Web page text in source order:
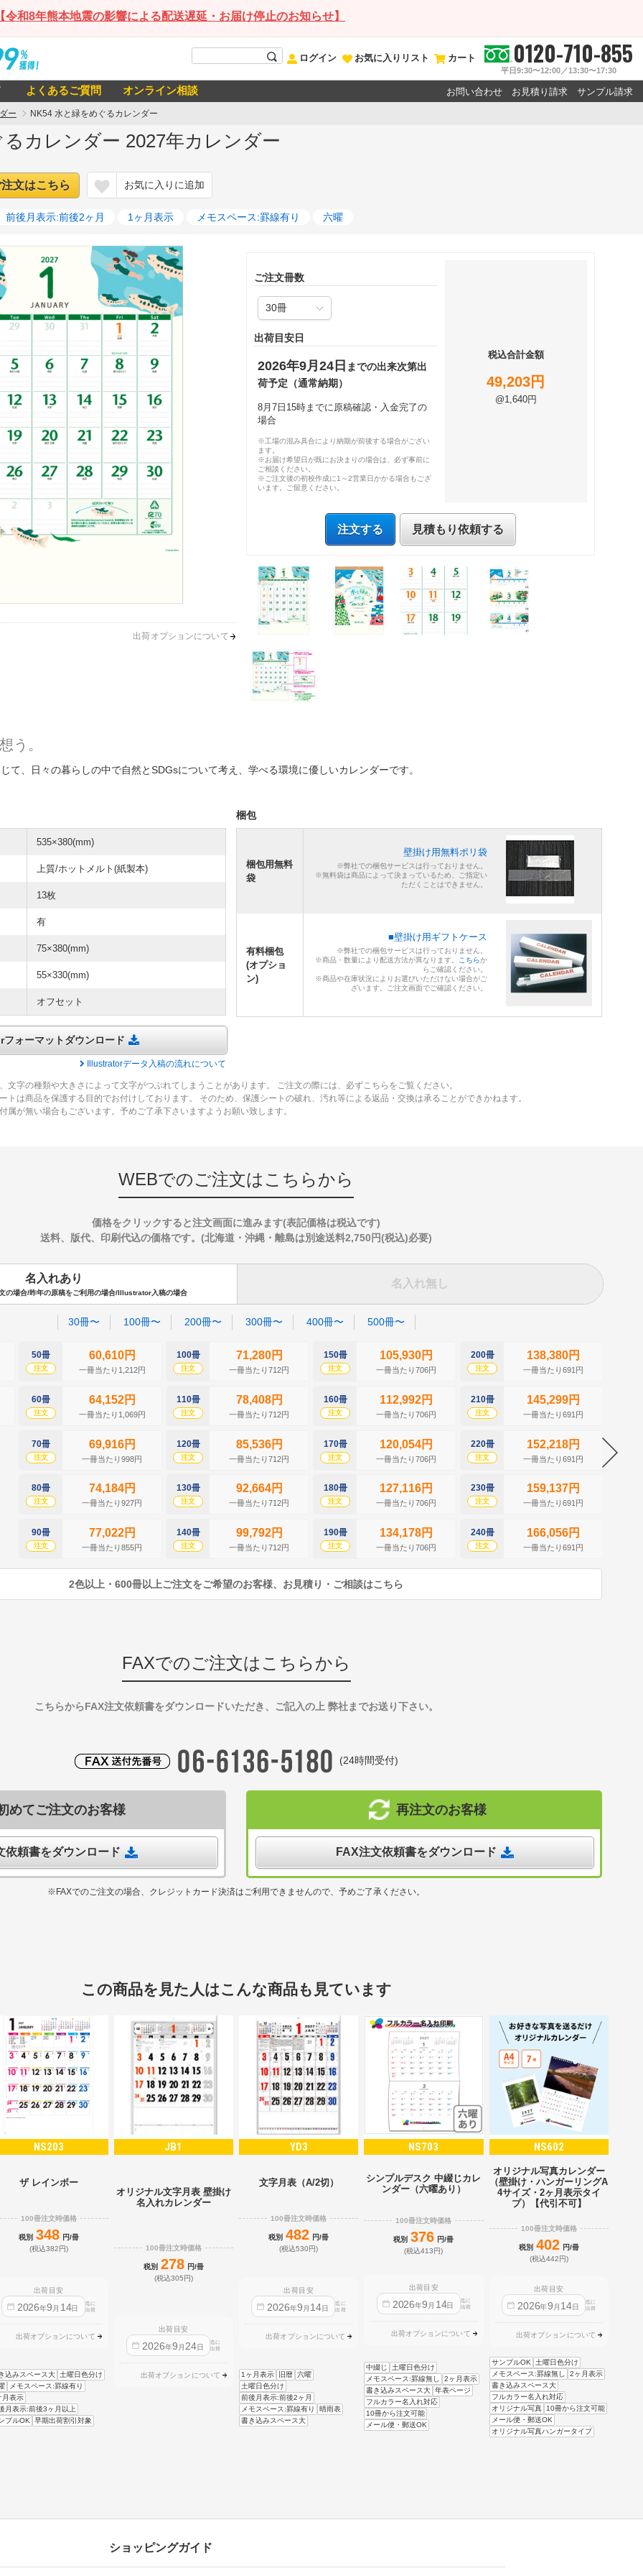
令和8年熊本地震の影響による配送遅延・お届け停止のお知らせ】
ログイン お気に入りリスト カート 0120-710-855
平日9:30〜12:00／13:30〜17:30
よくあるご質問 オンライン相談 お問い合わせ お見積り請求 サンプル請求
ー NK54 水と緑をめぐるカレンダー
カレンダー 2027年カレンダー
文はこちら お気に入りに追加
前後月表示:前後2ヶ月 1ヶ月表示 メモスペース:罫線有り 六曜
出荷オプションについて
ご注文冊数
出荷目安日
2026年9月24日 までの出来次第出
荷予定（通常納期）
8月7日15時までに原稿確認・入金完了の
場合
※工場の混み具合により納期が前後する場合がござい
ます。
※お届け希望日が既にお決まりの場合は、必ず事前に
ご相談ください。
※ご注文後の初校作成に1～2営業日かかる場合もござ
います。ご留意ください。
税込合計金額
49,203円
@1,640円
注文する 見積もり依頼する
う。
て、日々の暮らしの中で自然とSDGsについて考え、学べる環境に優しいカレンダーです。
535×380(mm)
上質/ホットメルト(紙製本)
13枚
有
75×380(mm)
55×330(mm)
オフセット
ォーマットダウンロード
Illustratorデータ入稿の流れについて
梱包
梱包用無料
袋
壁掛け用無料ポリ袋
※弊社での梱包サービスは行っておりません。
※無料袋は商品によって決まっているため、ご指定い
ただくことはできません。
有料梱包
(オプショ
ン)
■壁掛け用ギフトケース
※弊社での梱包サービスは行っておりません。
※商品・数量により配送方法が異なります。
こちらか
らご確認ください。
※商品や在庫状況によりお選びいただけない場合がご
ざいます。ご注文画面でご確認ください。
字の種類や大きさによって文字がつぶれてしまうことがあります。 ご注文の際には、必ずこちらをご覧ください。
は商品を保護する目的でお付けしております。 そのため、保護シートの破れ、汚れ等による返品・交換は承ることができかねます。
属が無い場合もございます。予めご了承下さいますようお願い致します。
WEBでのご注文はこちらから
価格をクリックすると注文画面に進みます(表記価格は税込です)
送料、版代、印刷代込の価格です。(北海道・沖縄・離島は別途送料2,750円(税込)必要)
名入れあり
の場合/昨年の原稿をご利用の場合/Illustrator入稿の場合
名入れ無し
30冊〜 100冊〜 200冊〜 300冊〜 400冊〜 500冊〜
50冊
注文
60,610円
一冊当たり1,212円
60冊
注文
64,152円
一冊当たり1,069円
70冊
注文
69,916円
一冊当たり998円
80冊
注文
74,184円
一冊当たり927円
90冊
注文
77,022円
一冊当たり855円
100冊
注文
71,280円
一冊当たり712円
110冊
注文
78,408円
一冊当たり712円
120冊
注文
85,536円
一冊当たり712円
130冊
注文
92,664円
一冊当たり712円
140冊
注文
99,792円
一冊当たり712円
150冊
注文
105,930円
一冊当たり706円
160冊
注文
112,992円
一冊当たり706円
170冊
注文
120,054円
一冊当たり706円
180冊
注文
127,116円
一冊当たり706円
190冊
注文
134,178円
一冊当たり706円
200冊
注文
138,380円
一冊当たり691円
210冊
注文
145,299円
一冊当たり691円
220冊
注文
152,218円
一冊当たり691円
230冊
注文
159,137円
一冊当たり691円
240冊
注文
166,056円
一冊当たり691円
2色以上・600冊以上ご注文をご希望のお客様、お見積り・ご相談はこちら
FAXでのご注文はこちらから
こちらからFAX注文依頼書をダウンロードいただき、ご記入の上 弊社までお送り下さい。
(24時間受付)
めてご注文のお客様
依頼書をダウンロード
再注文のお客様
FAX注文依頼書をダウンロード
※FAXでのご注文の場合、クレジットカード決済はご利用できませんので、予めご了承ください。
この商品を見た人はこんな商品も見ています
NS203
ザ レインボー
100冊注文時価格
税別 348 円/冊
(税込382円)
出荷目安
2026年9 月 14日
迄に
出荷
出荷オプションについて
込みスペース大
土曜日色分け
メモスペース:罫線有り
月表示
月表示:前後3ヶ月以上
プルOK
早期出荷割引対象
JB1
オリジナル文字月表 壁掛け
名入れカレンダー
100冊注文時価格
税別 278 円/冊
(税込305円)
出荷目安
2026年9 月 24日
迄に
出荷
出荷オプションについて
YD3
文字月表（A/2切）
100冊注文時価格
税別 482 円/冊
(税込530円)
出荷目安
2026年9 月 14日
迄に
出荷
出荷オプションについて
1ヶ月表示 旧暦 六曜
土曜日色分け
前後月表示:前後2ヶ月
メモスペース:罫線有り
晴雨表
書き込みスペース大
NS703
シンプルデスク 中綴じカレ
ンダー（六曜あり）
100冊注文時価格
税別 376 円/冊
(税込413円)
出荷目安
2026年9 月 14日
迄に
出荷
出荷オプションについて
中綴じ
土曜日色分け
メモスペース:罫線無し
2ヶ月表示
書き込みスペース大 年表ページ
フルカラー名入れ対応
10冊から注文可能
メール便・郵送OK
NS602
オリジナル写真カレンダー
（壁掛け・ハンガーリングA
4サイズ・2ヶ月表示タイ
プ）【代引不可】
100冊注文時価格
税別 402 円/冊
(税込442円)
出荷目安
2026年9 月 14日
迄に
出荷
出荷オプションについて
サンプルOK 土曜日色分け
メモスペース:罫線無し
2ヶ月表示
書き込みスペース大
フルカラー名入れ対応
オリジナル写真 10冊から注文可能
メール便・郵送OK
オリジナル写真ハンガータイプ
ショッピングガイド